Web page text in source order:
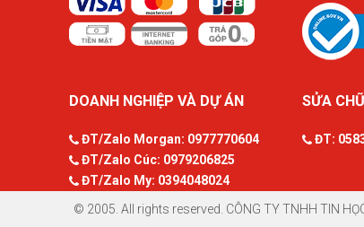
DOANH NGHIỆP VÀ DỰ ÁN
ĐT/Zalo Morgan: 0977770604
ĐT/Zalo Cúc: 0979206825
ĐT/Zalo My: 0394048024
SỬA
ĐT:
© 2005. All rights reserved. CÔNG TY TNHH TIN